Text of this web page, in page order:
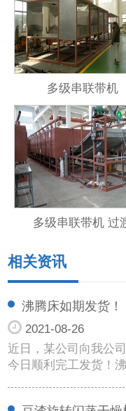
多级串联带机
多级串联带机 过
相关资讯
沸腾床如期发货！
2021-08-26
近日，某公司向我公
今日顺利完工发货！